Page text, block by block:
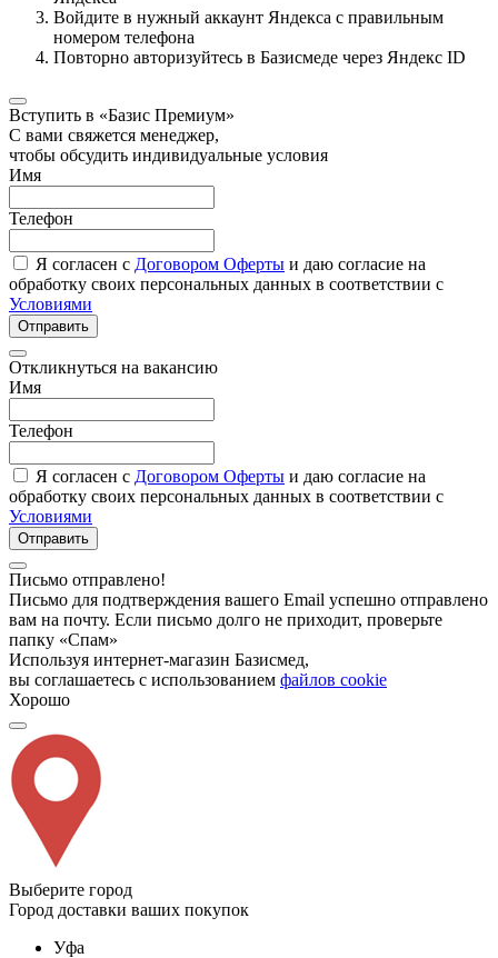
Войдите в нужный аккаунт Яндекса с правильным
номером телефона
Повторно авторизуйтесь в Базисмеде через Яндекс ID
Вступить в «Базис Премиум»
С вами свяжется менеджер,
чтобы обсудить индивидуальные условия
Имя
Телефон
Я согласен с Договором Оферты и даю согласие на
обработку своих персональных данных в соответствии с
Условиями
Отправить
Откликнуться на вакансию
Имя
Телефон
Я согласен с Договором Оферты и даю согласие на
обработку своих персональных данных в соответствии с
Условиями
Отправить
Письмо отправлено!
Письмо для подтверждения вашего Email успешно отправлено
вам на почту. Если письмо долго не приходит, проверьте
папку «Спам»
Используя интернет-магазин Базисмед,
вы соглашаетесь с использованием файлов cookie
Хорошо
Выберите город
Город доставки ваших покупок
Уфа